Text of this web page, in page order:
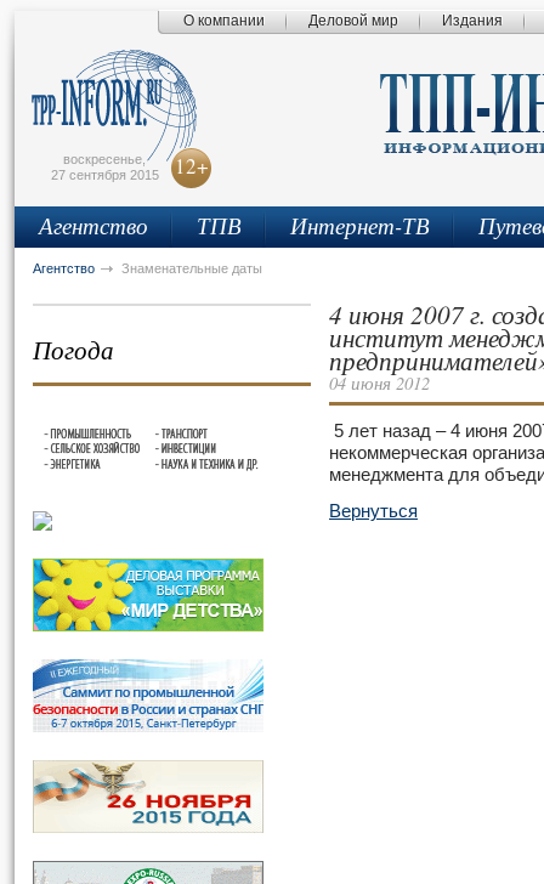
О компании Деловой мир Издания
воскресенье,
27 сентября 2015
12+
Агентство ТПВ Интернет-ТВ
Агентство Знаменательные даты
Погода
4 июня 2007 г.
институт
04 июня 2012
5 лет назад – 4 июня
некоммерческая
менеджмента для
Вернуться